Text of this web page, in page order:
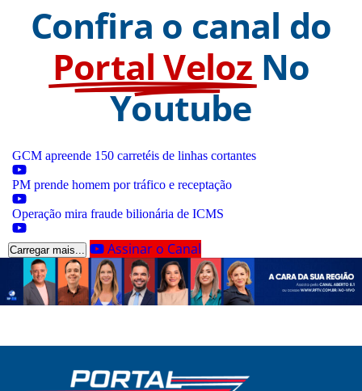
Confira o canal do
Portal Veloz No
Youtube
GCM apreende 150 carretéis de linhas cortantes
PM prende homem por tráfico e receptação
Operação mira fraude bilionária de ICMS
Carregar mais... Assinar o Canal